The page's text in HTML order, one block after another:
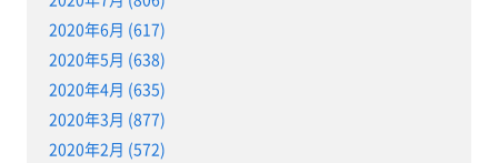
2020年6月 (617)
2020年5月 (638)
2020年4月 (635)
2020年3月 (877)
2020年2月 (572)